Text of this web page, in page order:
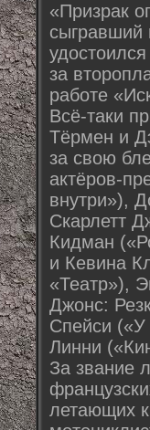
«Призрак
сыгравший
за
работе
Всё-таки
Тёрмен и
за свою
актёров-
внутри»),
Скарлетт
Кидман
и Кевина
«Театр»),
Джонс:
Спейси
Линни
За звание
летающих